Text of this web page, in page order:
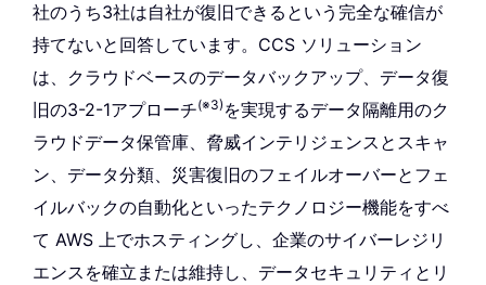
社のうち3社は自社が復旧できるという完全な確信が
持てないと回答しています。CCS ソリューション
は、クラウドベースのデータバックアップ、データ復
旧の3-2-1アプローチ(※3) を実現するデータ隔離用のク
ラウドデータ保管庫、脅威インテリジェンスとスキャ
ン、データ分類、災害復旧のフェイルオーバーとフェ
イルバックの自動化といったテクノロジー機能をすべ
て AWS 上でホスティングし、企業のサイバーレジリ
エンスを確立または維持し、データセキュリティとリ